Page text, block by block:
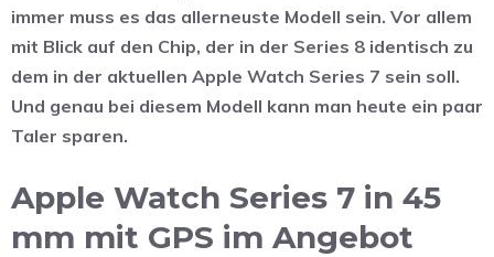
immer muss es das allerneuste Modell sein. Vor allem
mit Blick auf den Chip, der in der Series 8 identisch zu
dem in der aktuellen Apple Watch Series 7 sein soll.
Und genau bei diesem Modell kann man heute ein paar
Taler sparen.
Apple Watch Series 7 in 45
mm mit GPS im Angebot